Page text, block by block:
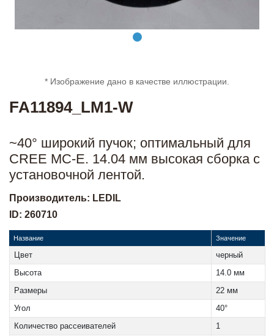
* Изображение дано в качестве иллюстрации.
FA11894_LM1-W
~40° широкий пучок; оптимальный для
CREE MC-E. 14.04 мм высокая сборка с
установочной лентой.
Производитель: LEDIL
ID: 260710
Название Значение
Цвет
черный
Высота
14.0 мм
Размеры
22 мм
Угол
40°
Количество рассеивателей
1